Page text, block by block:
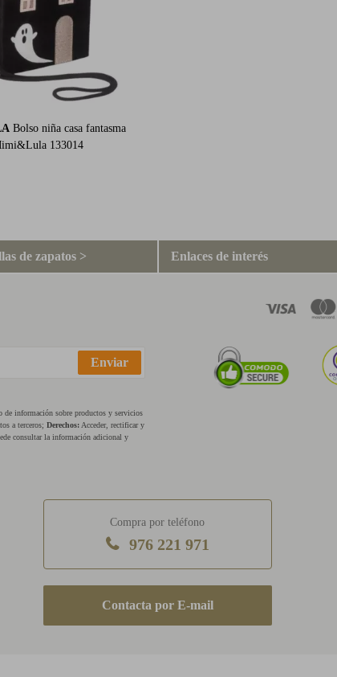
Bolso niña casa fantasma
133014
de zapatos > Enlaces de interés
Enviar
de información sobre productos y servicios
a terceros; Derechos:Acceder, rectificar y
consultar la información adicional y
Compra por teléfono
976 221 971
E-mail